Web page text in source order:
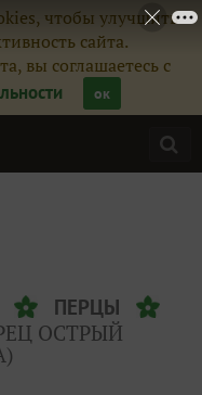
чтобы улучшить
сайта.
вы соглашаетесь с
ок
ПЕРЦЫ
ОСТРЫЙ